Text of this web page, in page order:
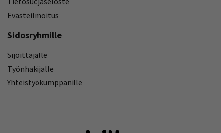
Evästeilmoitus
Sidosryhmille
Sijoittajalle
Työnhakijalle
Yhteistyökumppanille